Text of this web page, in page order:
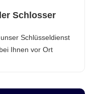
Schlosser
Schlüsseldienst
Ihnen vor Ort